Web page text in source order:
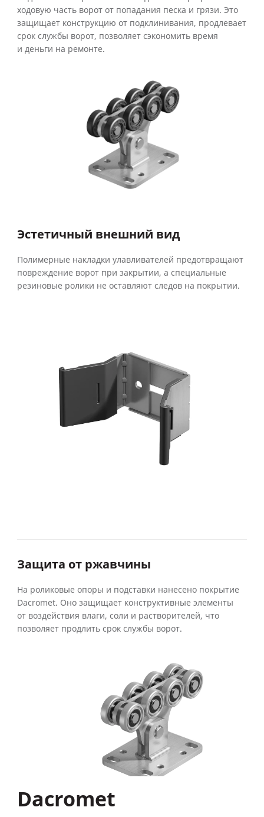
ходовую часть ворот от попадания песка и грязи. Это
защищает конструкцию от подклинивания, продлевает
срок службы ворот, позволяет сэкономить время
и деньги на ремонте.
Эстетичный внешний вид
Полимерные накладки улавливателей предотвращают
повреждение ворот при закрытии, а специальные
резиновые ролики не оставляют следов на покрытии.
Dacromet
Защита от ржавчины
На роликовые опоры и подставки нанесено покрытие
Dacromet. Оно защищает конструктивные элементы
от воздействия влаги, соли и растворителей, что
позволяет продлить срок службы ворот.